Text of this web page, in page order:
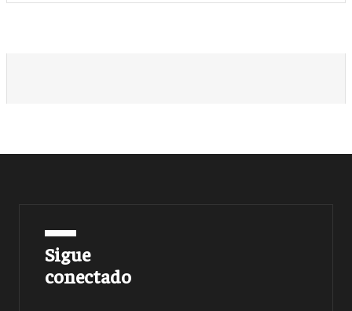
Sigue
conectado